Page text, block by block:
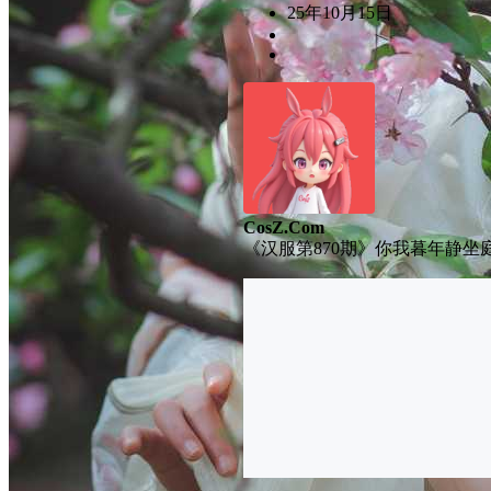
25年10月15日
CosZ.Com
《汉服第870期》你我暮年静坐